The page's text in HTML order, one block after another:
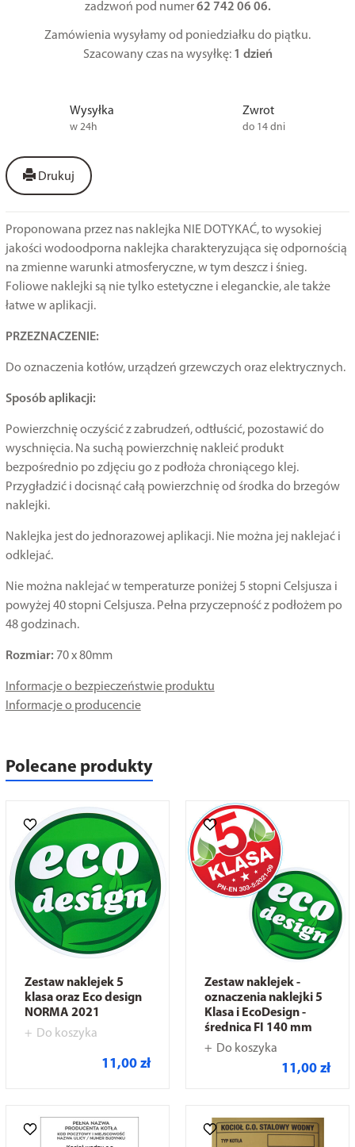
zadzwoń pod numer62 742 06 06.
Zamówienia wysyłamy od poniedziałku do piątku.
Szacowany czas na wysyłkę: 1 dzień
Wysyłka
w 24h
Zwrot
do 14 dni
Drukuj
Proponowana przez nas naklejka NIE DOTYKAĆ, to wysokiej
jakości wodoodporna naklejka charakteryzująca się odpornością
na zmienne warunki atmosferyczne, w tym deszcz i śnieg.
Foliowe naklejki są nie tylko estetyczne i eleganckie, ale także
łatwe w aplikacji.
PRZEZNACZENIE:
Do oznaczenia kotłów, urządzeń grzewczych oraz elektrycznych.
Sposób aplikacji:
Powierzchnię oczyścić z zabrudzeń, odtłuścić, pozostawić do
wyschnięcia. Na suchą powierzchnię nakleić produkt
bezpośrednio po zdjęciu go z podłoża chroniącego klej.
Przygładzić i docisnąć całą powierzchnię od środka do brzegów
naklejki.
Naklejka jest do jednorazowej aplikacji. Nie można jej naklejać i
odklejać.
Nie można naklejać w temperaturze poniżej 5 stopni Celsjusza i
powyżej 40 stopni Celsjusza. Pełna przyczepność z podłożem po
48 godzinach.
Rozmiar: 70 x 80mm
Informacje o bezpieczeństwie produktu
Informacje o producencie
Polecane produkty
Zestaw naklejek 5
klasa oraz Eco design
NORMA 2021
Do koszyka
11,00 zł
Zestaw naklejek -
oznaczenia naklejki 5
Klasa i EcoDesign -
średnica FI 140 mm
Do koszyka
11,00 zł